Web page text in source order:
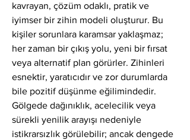
kavrayan, çözüm odaklı, pratik ve
iyimser bir zihin modeli oluşturur. Bu
kişiler sorunlara karamsar yaklaşmaz;
her zaman bir çıkış yolu, yeni bir fırsat
veya alternatif plan görürler. Zihinleri
esnektir, yaratıcıdır ve zor durumlarda
bile pozitif düşünme eğilimindedir.
Gölgede dağınıklık, acelecilik veya
sürekli yenilik arayışı nedeniyle
istikrarsızlık görülebilir; ancak dengede